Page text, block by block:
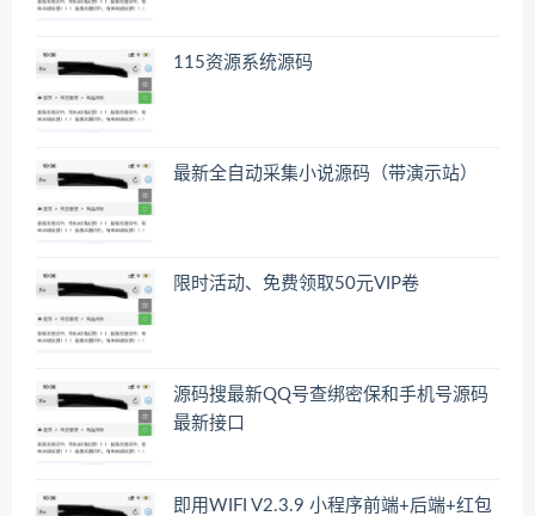
115资源系统源码
最新全自动采集小说源码（带演示站）
限时活动、免费领取50元VIP卷
源码搜最新QQ号查绑密保和手机号源码
最新接口
即用WIFI V2.3.9 小程序前端+后端+红包